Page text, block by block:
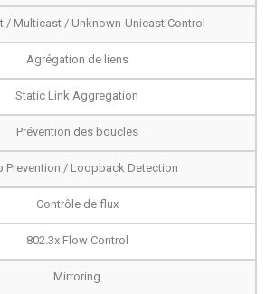
/ Multicast / Unknown-Unicast Control
Agrégation de liens
Static Link Aggregation
Prévention des boucles
Prevention / Loopback Detection
Contrôle de flux
802.3x Flow Control
Mirroring